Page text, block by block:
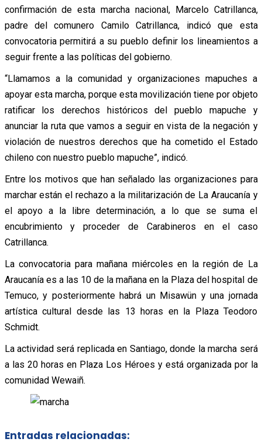
confirmación de esta marcha nacional, Marcelo Catrillanca,
padre del comunero Camilo Catrillanca, indicó que esta
convocatoria permitirá a su pueblo definir los lineamientos a
seguir frente a las políticas del gobierno.
“Llamamos a la comunidad y organizaciones mapuches a
apoyar esta marcha, porque esta movilización tiene por objeto
ratificar los derechos históricos del pueblo mapuche y
anunciar la ruta que vamos a seguir en vista de la negación y
violación de nuestros derechos que ha cometido el Estado
chileno con nuestro pueblo mapuche”, indicó.
Entre los motivos que han señalado las organizaciones para
marchar están el rechazo a la militarización de La Araucanía y
el apoyo a la libre determinación, a lo que se suma el
encubrimiento y proceder de Carabineros en el caso
Catrillanca.
La convocatoria para mañana miércoles en la región de La
Araucanía es a las 10 de la mañana en la Plaza del hospital de
Temuco, y posteriormente habrá un Misawün y una jornada
artística cultural desde las 13 horas en la Plaza Teodoro
Schmidt.
La actividad será replicada en Santiago, donde la marcha será
a las 20 horas en Plaza Los Héroes y está organizada por la
comunidad Wewaiñ.
Entradas relacionadas: